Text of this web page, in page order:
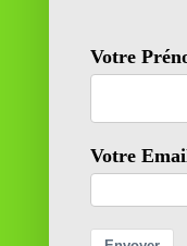
11 rue Richelieu
69100
Contactez-nous